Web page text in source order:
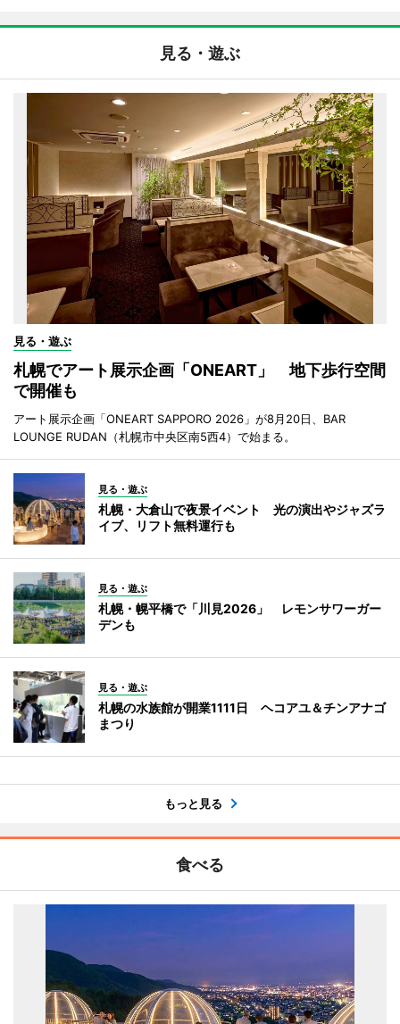
見る・遊ぶ
見る・遊ぶ
札幌でアート展示企画「ONEART」 地下歩行空間
で開催も
アート展示企画「ONEART SAPPORO 2026」が8月20日、BAR
LOUNGE RUDAN（札幌市中央区南5西4）で始まる。
見る・遊ぶ
札幌・大倉山で夜景イベント 光の演出やジャズラ
イブ、リフト無料運行も
見る・遊ぶ
札幌・幌平橋で「川見2026」 レモンサワーガー
デンも
見る・遊ぶ
札幌の水族館が開業1111日 ヘコアユ＆チンアナゴ
まつり
もっと見る
食べる